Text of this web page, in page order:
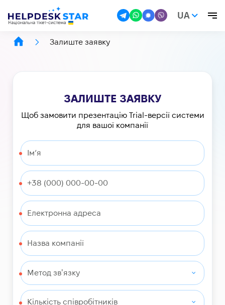
UA
Залиште заявку
ЗАЛИШТЕ ЗАЯВКУ
Щоб замовити презентацію Trial-версії системи
для вашої компанії